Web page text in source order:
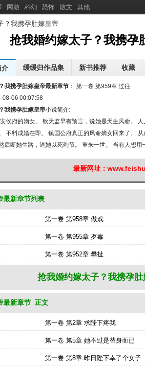
抢我婚约嫁太子？我携孕
？我携孕肚嫁皇帝
享抢我婚约嫁太子？我携
介 缓缓归作品集 新书推荐 收藏
我携孕肚嫁皇帝最新章节 ： 第一卷 第959章 过往
08-06 00:07:58
我携孕肚嫁皇帝小说简介:
侯府的嫡女。 钦天监早有预言，说她是天生凤命。
不料成婚在即。 镇国公府真正的凤命嫡女回来了。
后断她生路，逼她以死殉节。 重来一世。 当有人想
邃冷肃的眸子，喃喃地喊了一声：陛下！ 皇帝：既
认账了，直到数月后，珠胎暗结……
的灾厄[新] 全民穿越玄幻世界：我手搓
] 是军官？大小姐娇宠他
谁还要当诰命夫人[新]
道印临天
最新网址：
最新章节列表
第一卷 第958章 做戏
第一卷 第955章 歹毒
第一卷 第952章 攀扯
抢我婚约嫁太子？我携孕
最新章节 正文
第一卷 第2章 求陛下疼我
第一卷 第5章 她不过是替身而已
第一卷 第8章 昨日陛下幸了个女子
网游 科幻 恐怖 散文 其他